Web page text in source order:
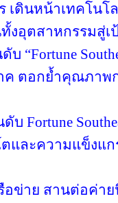
ดินหน้าเทคโนโ
งอุตสาหกรรมสู่
“Fortune
ค ตอกย้ำคุณภาพ
Fortune
และความแข็งแ
ข่าย สานต่อค่าย